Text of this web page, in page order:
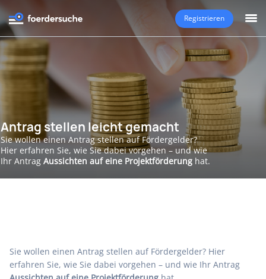
Registrieren
Antrag stellen leicht gemacht
Sie wollen einen Antrag stellen auf Fördergelder?
Hier erfahren Sie, wie Sie dabei vorgehen – und wie
Ihr Antrag Aussichten auf eine Projektförderung hat.
Sie wollen einen Antrag stellen auf Fördergelder? Hier
erfahren Sie, wie Sie dabei vorgehen – und wie Ihr Antrag